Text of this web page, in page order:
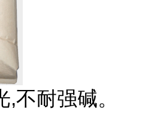
不耐强碱。